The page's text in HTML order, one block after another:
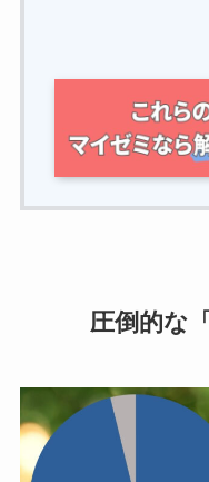
圧倒的な「